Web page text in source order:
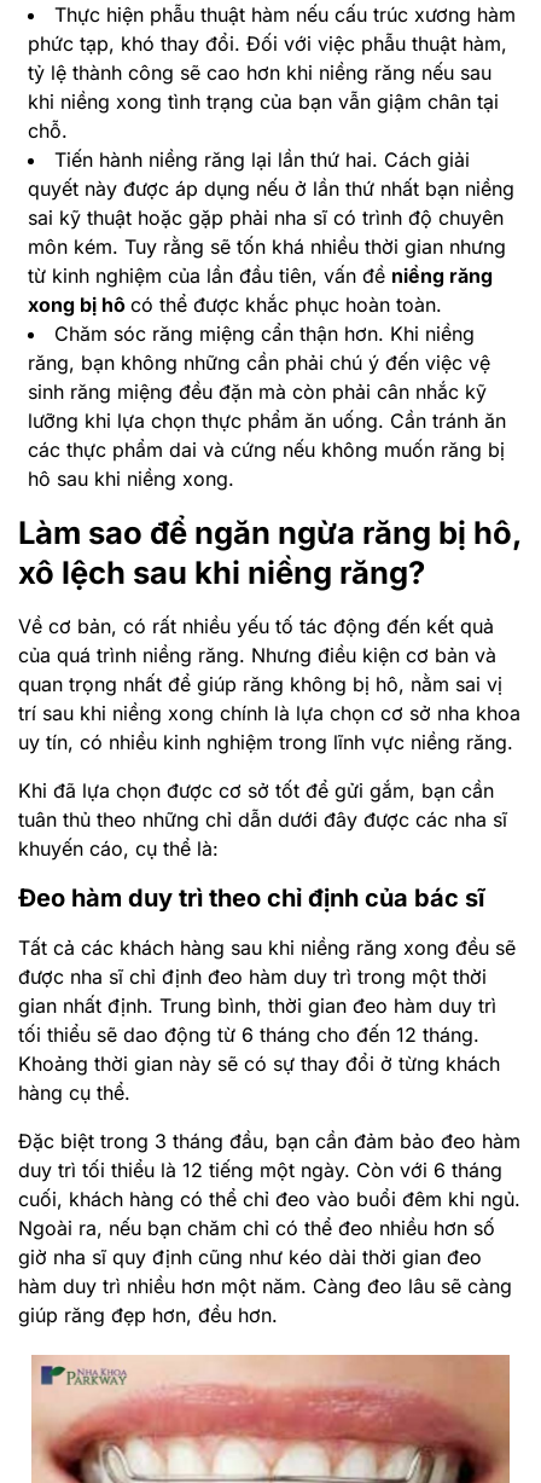
Thực hiện phẫu thuật hàm nếu cấu trúc xương hàm
phức tạp, khó thay đổi. Đối với việc phẫu thuật hàm,
tỷ lệ thành công sẽ cao hơn khi niềng răng nếu sau
khi niềng xong tình trạng của bạn vẫn giậm chân tại
chỗ.
Tiến hành niềng răng lại lần thứ hai. Cách giải
quyết này được áp dụng nếu ở lần thứ nhất bạn niềng
sai kỹ thuật hoặc gặp phải nha sĩ có trình độ chuyên
môn kém. Tuy rằng sẽ tốn khá nhiều thời gian nhưng
từ kinh nghiệm của lần đầu tiên, vấn đề niềng răng
xong bị hô có thể được khắc phục hoàn toàn.
Chăm sóc răng miệng cẩn thận hơn. Khi niềng
răng, bạn không những cần phải chú ý đến việc vệ
sinh răng miệng đều đặn mà còn phải cân nhắc kỹ
lưỡng khi lựa chọn thực phẩm ăn uống. Cần tránh ăn
các thực phẩm dai và cứng nếu không muốn răng bị
hô sau khi niềng xong.
Làm sao để ngăn ngừa răng bị hô,
xô lệch sau khi niềng răng?
Về cơ bản, có rất nhiều yếu tố tác động đến kết quả
của quá trình niềng răng. Nhưng điều kiện cơ bản và
quan trọng nhất để giúp răng không bị hô, nằm sai vị
trí sau khi niềng xong chính là lựa chọn cơ sở nha khoa
uy tín, có nhiều kinh nghiệm trong lĩnh vực niềng răng.
Khi đã lựa chọn được cơ sở tốt để gửi gắm, bạn cần
tuân thủ theo những chỉ dẫn dưới đây được các nha sĩ
khuyến cáo, cụ thể là:
Đeo hàm duy trì theo chỉ định của bác sĩ
Tất cả các khách hàng sau khi niềng răng xong đều sẽ
được nha sĩ chỉ định đeo hàm duy trì trong một thời
gian nhất định. Trung bình, thời gian đeo hàm duy trì
tối thiểu sẽ dao động từ 6 tháng cho đến 12 tháng.
Khoảng thời gian này sẽ có sự thay đổi ở từng khách
hàng cụ thể.
Đặc biệt trong 3 tháng đầu, bạn cần đảm bảo đeo hàm
duy trì tối thiểu là 12 tiếng một ngày. Còn với 6 tháng
cuối, khách hàng có thể chỉ đeo vào buổi đêm khi ngủ.
Ngoài ra, nếu bạn chăm chỉ có thể đeo nhiều hơn số
giờ nha sĩ quy định cũng như kéo dài thời gian đeo
hàm duy trì nhiều hơn một năm. Càng đeo lâu sẽ càng
giúp răng đẹp hơn, đều hơn.